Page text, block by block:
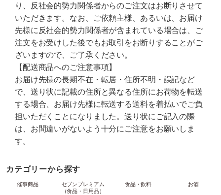
り、反社会的勢力関係者からのご注文はお断りさせて
いただきます。なお、ご依頼主様、あるいは、お届け
先様に反社会的勢力関係者が含まれている場合は、ご
注文をお受けした後でもお取引をお断りすることがご
ざいますので、ご了承ください。
【配送商品へのご注意事項】
お届け先様の長期不在・転居・住所不明・誤記など
で、送り状に記載の住所と異なる住所にお荷物を転送
する場合、お届け先様に転送する送料を着払いでご負
担いただくことになりました。送り状にご記入の際
は、お間違いがないよう十分にご注意をお願いしま
す。
カテゴリーから探す
催事商品
セブンプレミアム
（食品・日用品）
食品・飲料 お酒